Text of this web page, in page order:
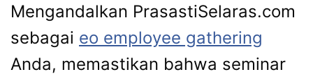
Mengandalkan PrasastiSelaras.com
sebagai eo employee gathering
Anda, memastikan bahwa seminar